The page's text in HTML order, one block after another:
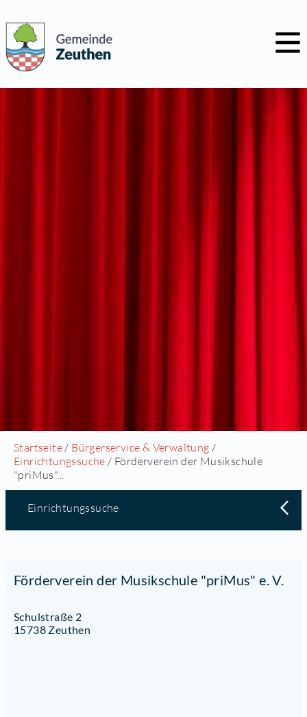
Startseite / Bürgerservice & Verwaltung /
Einrichtungssuche / Förderverein der Musikschule
"priMus"...
Einrichtungssuche
Förderverein der Musikschule "priMus" e. V.
Schulstraße 2
15738 Zeuthen